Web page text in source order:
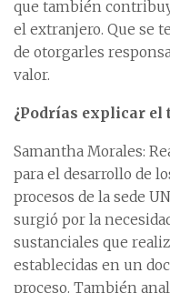
que también
el extranjero. Que se
de otorgarles
valor.
¿Podrías explicar el
Samantha Morales:
para el desarrollo de
procesos de la sede
surgió por la
sustanciales que
establecidas en un
proceso. También